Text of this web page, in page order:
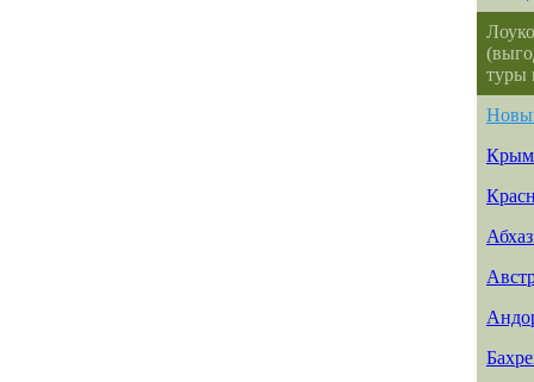
туры
Крым